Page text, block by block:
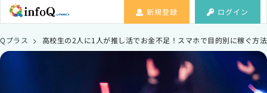
新規登録 ログイン
Qプラス > 高校生の2人に1人が推し活でお金不足！スマホで目的別に稼ぐ方法